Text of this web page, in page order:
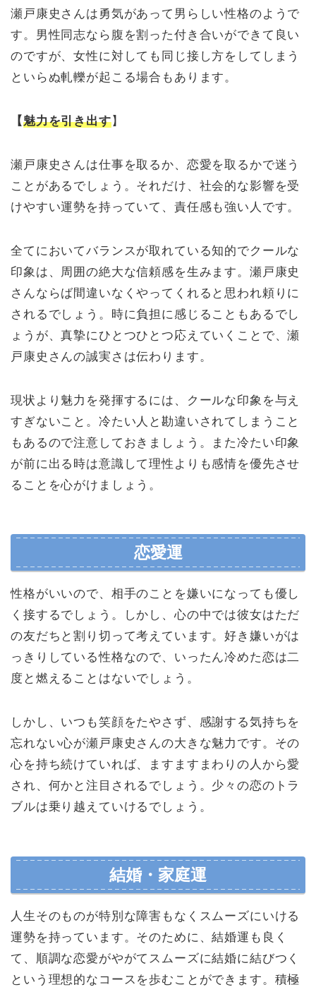
瀬戸康史さんは勇気があって男らしい性格のようで
す。男性同志なら腹を割った付き合いができて良い
のですが、女性に対しても同じ接し方をしてしまう
といらぬ軋轢が起こる場合もあります。
【魅力を引き出す】
瀬戸康史さんは仕事を取るか、恋愛を取るかで迷う
ことがあるでしょう。それだけ、社会的な影響を受
けやすい運勢を持っていて、責任感も強い人です。
全てにおいてバランスが取れている知的でクールな
印象は、周囲の絶大な信頼感を生みます。瀬戸康史
さんならば間違いなくやってくれると思われ頼りに
されるでしょう。時に負担に感じることもあるでし
ょうが、真摯にひとつひとつ応えていくことで、瀬
戸康史さんの誠実さは伝わります。
現状より魅力を発揮するには、クールな印象を与え
すぎないこと。冷たい人と勘違いされてしまうこと
もあるので注意しておきましょう。また冷たい印象
が前に出る時は意識して理性よりも感情を優先させ
ることを心がけましょう。
恋愛運
性格がいいので、相手のことを嫌いになっても優し
く接するでしょう。しかし、心の中では彼女はただ
の友だちと割り切って考えています。好き嫌いがは
っきりしている性格なので、いったん冷めた恋は二
度と燃えることはないでしょう。
しかし、いつも笑顔をたやさず、感謝する気持ちを
忘れない心が瀬戸康史さんの大きな魅力です。その
心を持ち続けていれば、ますますまわりの人から愛
され、何かと注目されるでしょう。少々の恋のトラ
ブルは乗り越えていけるでしょう。
結婚・家庭運
人生そのものが特別な障害もなくスムーズにいける
運勢を持っています。そのために、結婚運も良く
て、順調な恋愛がやがてスムーズに結婚に結びつく
という理想的なコースを歩むことができます。積極